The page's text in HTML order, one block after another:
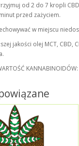
od 2 do 7 kropli
przed zażyciem.
w miejscu
jakości olej MCT,